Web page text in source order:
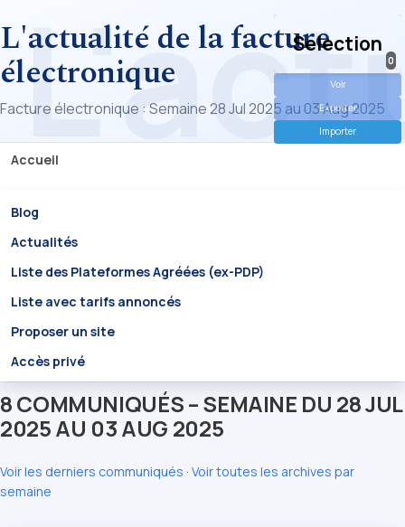
L'actualité de la facture
électronique
Facture électronique : Semaine 28 Jul 2025 au 03 Aug 2025
Accueil
Blog
Actualités
Liste des Plateformes Agréées (ex-PDP)
Liste avec tarifs annoncés
Proposer un site
Accès privé
Selection
0
Voir
Exporter
Importer
8 COMMUNIQUÉS – SEMAINE DU 28 JUL
2025 AU 03 AUG 2025
Voir les derniers communiqués · Voir toutes les archives par
semaine